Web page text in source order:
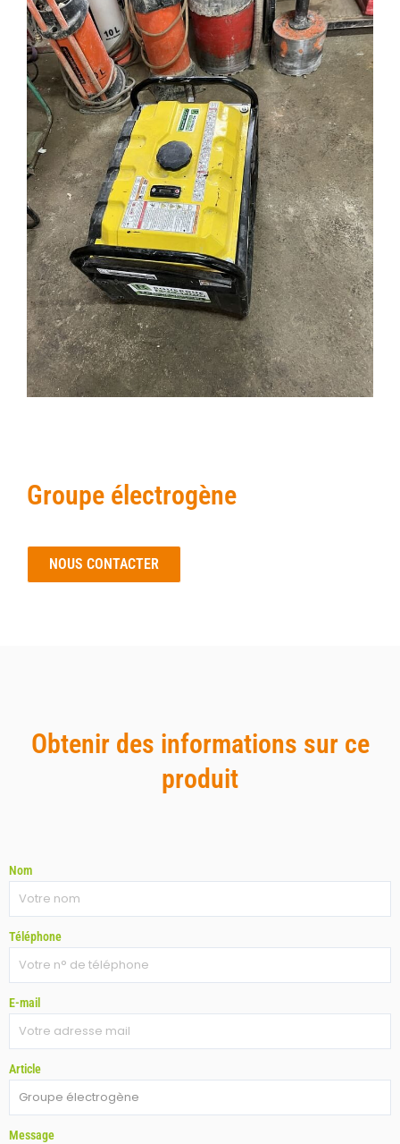
Groupe électrogène
NOUS CONTACTER
Obtenir des informations sur ce
produit
Nom
Téléphone
E-mail
Article
Message